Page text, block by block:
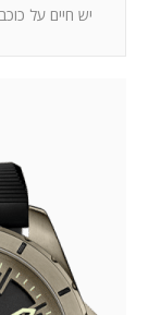
יש חיים על